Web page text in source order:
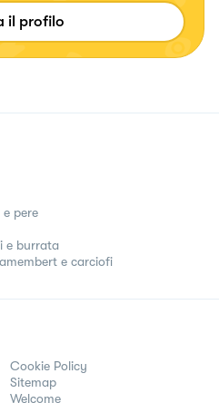
il profilo
pere
e burrata
e carciofi
Cookie Policy
Sitemap
Welcome